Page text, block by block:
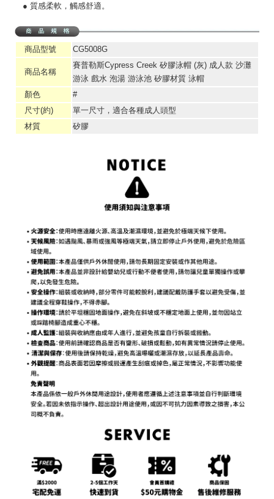
● 質感柔軟，觸感舒適。
商品型號 CG5008G
商品名稱
賽普勒斯Cypress Creek 矽膠泳帽 (灰) 成人款 沙灘
游泳 戲水 泡湯 游泳池 矽膠材質 泳帽
顏色
#
尺寸(約)
單一尺寸，適合各種成人頭型
材質
矽膠